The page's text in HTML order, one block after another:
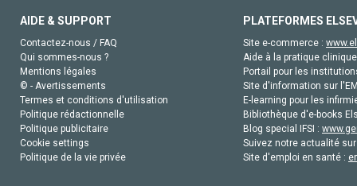
AIDE & SUPPORT
Contactez-nous / FAQ
Qui sommes-nous ?
Mentions légales
© - Avertissements
Termes et conditions d'utilisation
Politique rédactionnelle
Politique publicitaire
Cookie settings
Politique de la vie privée
PLATEFORMES
Site e-commerce :
Aide à la pratique
Portail pour les
Site d'information sur
E-learning pour les
Bibliothèque d'e-books
Blog special IFSI :
Suivez notre actualité
Site d'emploi en santé :